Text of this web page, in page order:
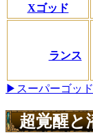
Xゴッド
ランス
▶スーパーゴッ
超覚醒と